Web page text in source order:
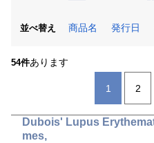
並べ替え 商品名 発行日
54件あります
1 2
Dubois' Lupus
mes,